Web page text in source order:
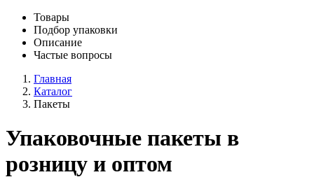
Товары
Подбор упаковки
Описание
Частые вопросы
Главная
Каталог
Пакеты
Упаковочные пакеты в
розницу и оптом